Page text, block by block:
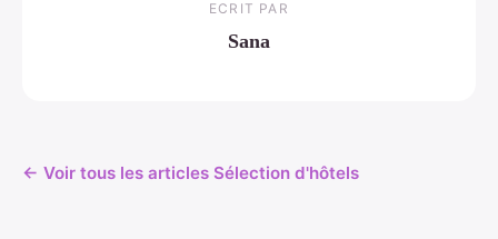
ECRIT PAR
Sana
← Voir tous les articles Sélection d'hôtels